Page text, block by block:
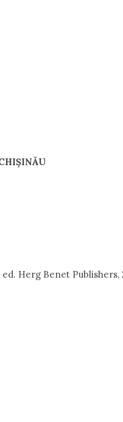
Herg Benet Publishers,